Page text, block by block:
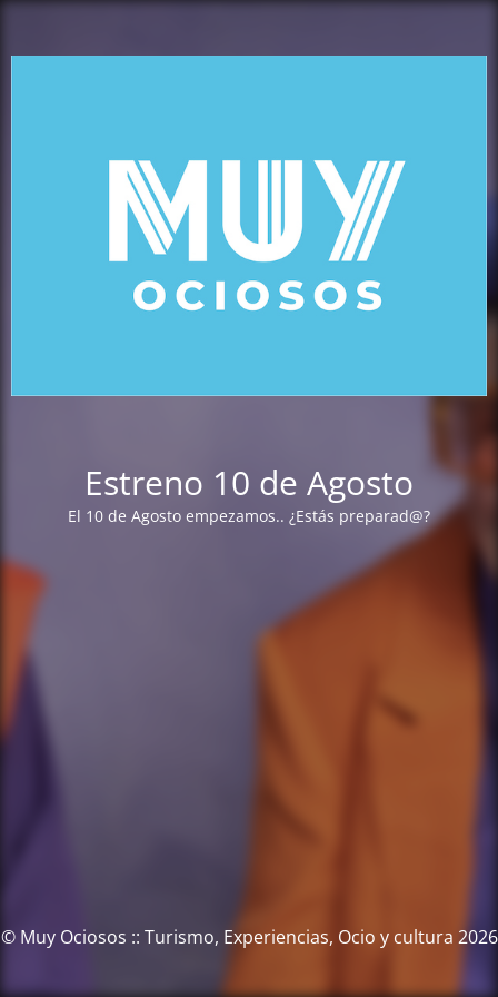
Estreno 10 de Agosto
El 10 de Agosto empezamos.. ¿Estás preparad@?
© Muy Ociosos :: Turismo, Experiencias, Ocio y cultura 2026